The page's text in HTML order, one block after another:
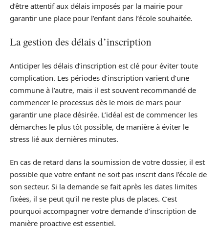
d’être attentif aux délais imposés par la mairie pour
garantir une place pour l’enfant dans l’école souhaitée.
La gestion des délais d’inscription
Anticiper les délais d’inscription est clé pour éviter toute
complication. Les périodes d’inscription varient d’une
commune à l’autre, mais il est souvent recommandé de
commencer le processus dès le mois de mars pour
garantir une place désirée. L’idéal est de commencer les
démarches le plus tôt possible, de manière à éviter le
stress lié aux dernières minutes.
En cas de retard dans la soumission de votre dossier, il est
possible que votre enfant ne soit pas inscrit dans l’école de
son secteur. Si la demande se fait après les dates limites
fixées, il se peut qu’il ne reste plus de places. C’est
pourquoi accompagner votre demande d’inscription de
manière proactive est essentiel.